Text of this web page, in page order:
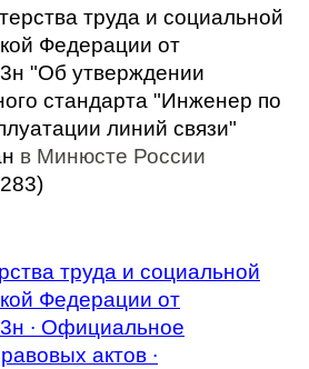
труда и социальной
Федерации от
"Об утверждении
стандарта "Инженер по
линий связи"
в Минюсте России
труда и социальной
Федерации от
∙ Официальное
актов ∙